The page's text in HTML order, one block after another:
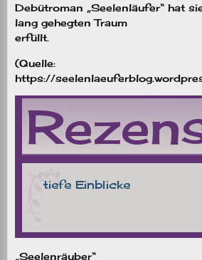
Debütroman „Seelenläufer“ hat
lang gehegten Traum
erfüllt.
(Quelle:
https://
„Seelenräuber“